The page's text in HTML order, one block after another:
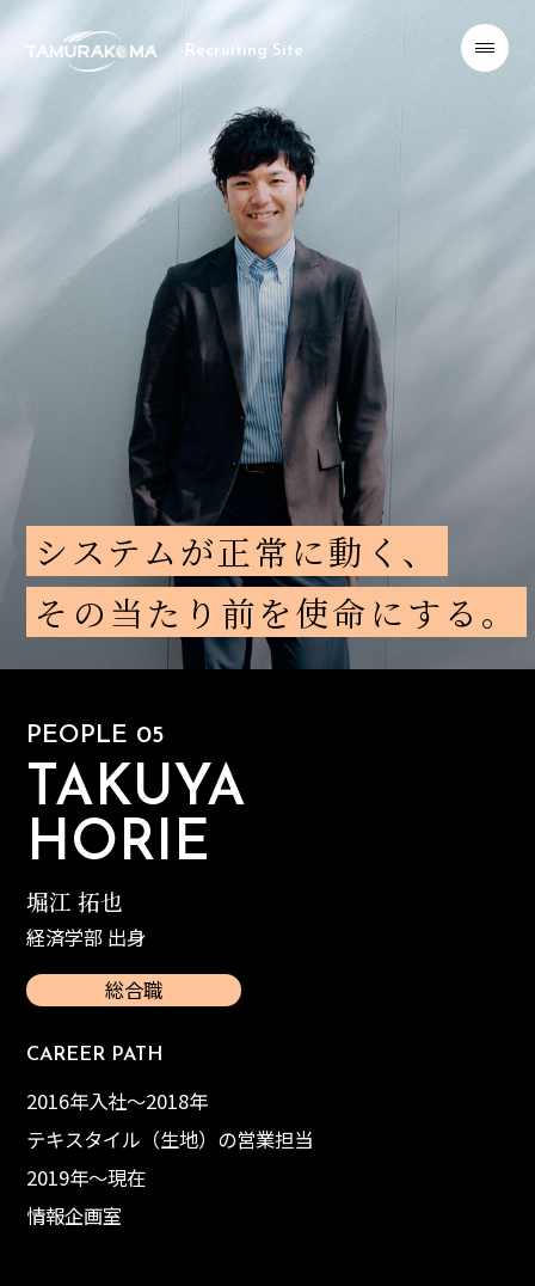
Recruiting Site
ー トップページ ー
ー 田村駒について ー
BUSINESS ー ビジネスフィールド ー
ー 社員紹介 ー
01 総合職（営業／アパレル製品）
02 総合職（営業／ユニフォーム・介護・イベント関連
03 一般職（営業事務）
04 総合職（海外向け営業／生活雑貨）
05 総合職（管理／情報企画室）
FOCUS ー 田村駒の産業資材部門 ー
CROSS TALK 01 海外研修座談会
CROSS TALK 02 2014年入社、同期座談会
CROSS TALK 03 ベテラン社員座談会
CULTURE
TAMURAKOMA REAL STORY
システムが正常に動く、
その当たり前を使命にする。
PEOPLE 05
TAKUYA
HORIE
堀江 拓也
経済学部 出身
総合職
CAREER PATH
2016年入社～2018年
テキスタイル（生地）の営業担当
2019年～現在
情報企画室